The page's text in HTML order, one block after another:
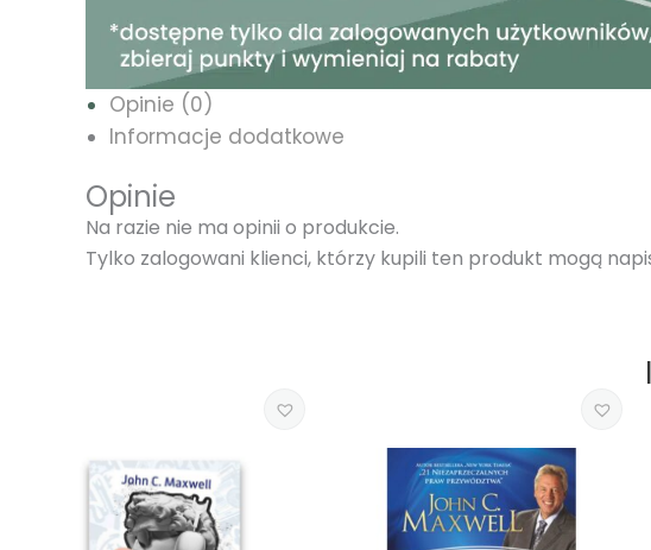
Opinie (0)
Informacje dodatkowe
Opinie
Na razie nie ma opinii o produkcie.
Tylko zalogowani klienci, którzy kupili ten produkt mogą